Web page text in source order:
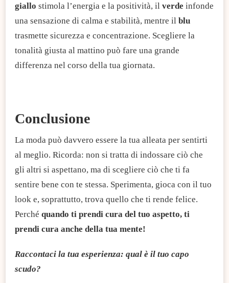
giallo stimola l’energia e la positività, il verde infonde
una sensazione di calma e stabilità, mentre il blu
trasmette sicurezza e concentrazione. Scegliere la
tonalità giusta al mattino può fare una grande
differenza nel corso della tua giornata.
Conclusione
La moda può davvero essere la tua alleata per sentirti
al meglio. Ricorda: non si tratta di indossare ciò che
gli altri si aspettano, ma di scegliere ciò che ti fa
sentire bene con te stessa. Sperimenta, gioca con il tuo
look e, soprattutto, trova quello che ti rende felice.
Perché quando ti prendi cura del tuo aspetto, ti
prendi cura anche della tua mente!
Raccontaci la tua esperienza: qual è il tuo capo
scudo?